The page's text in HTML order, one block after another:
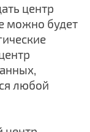
центр
можно будет
любой